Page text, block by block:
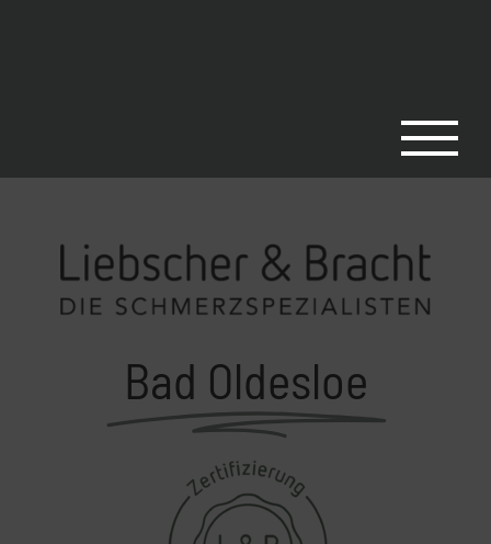
Bad Oldesloe